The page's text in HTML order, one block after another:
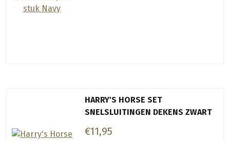
HARRY'S HORSE SET
SNELSLUITINGEN DEKENS ZWART
€11,95